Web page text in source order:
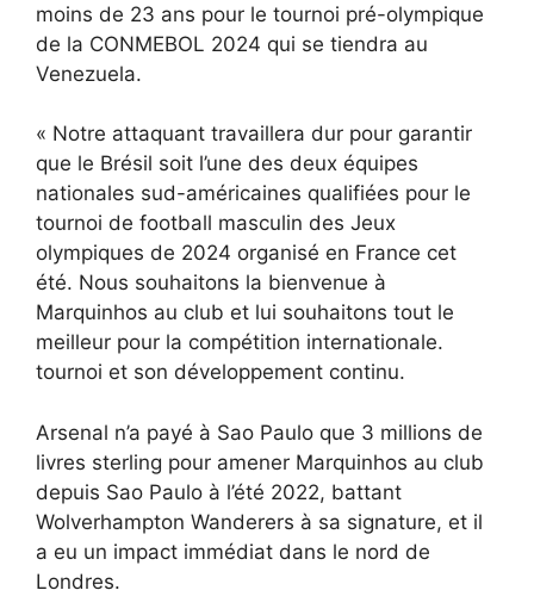
moins de 23 ans pour le tournoi pré-olympique
de la CONMEBOL 2024 qui se tiendra au
Venezuela.
« Notre attaquant travaillera dur pour garantir
que le Brésil soit l’une des deux équipes
nationales sud-américaines qualifiées pour le
tournoi de football masculin des Jeux
olympiques de 2024 organisé en France cet
été. Nous souhaitons la bienvenue à
Marquinhos au club et lui souhaitons tout le
meilleur pour la compétition internationale.
tournoi et son développement continu.
Arsenal n’a payé à Sao Paulo que 3 millions de
livres sterling pour amener Marquinhos au club
depuis Sao Paulo à l’été 2022, battant
Wolverhampton Wanderers à sa signature, et il
a eu un impact immédiat dans le nord de
Londres.